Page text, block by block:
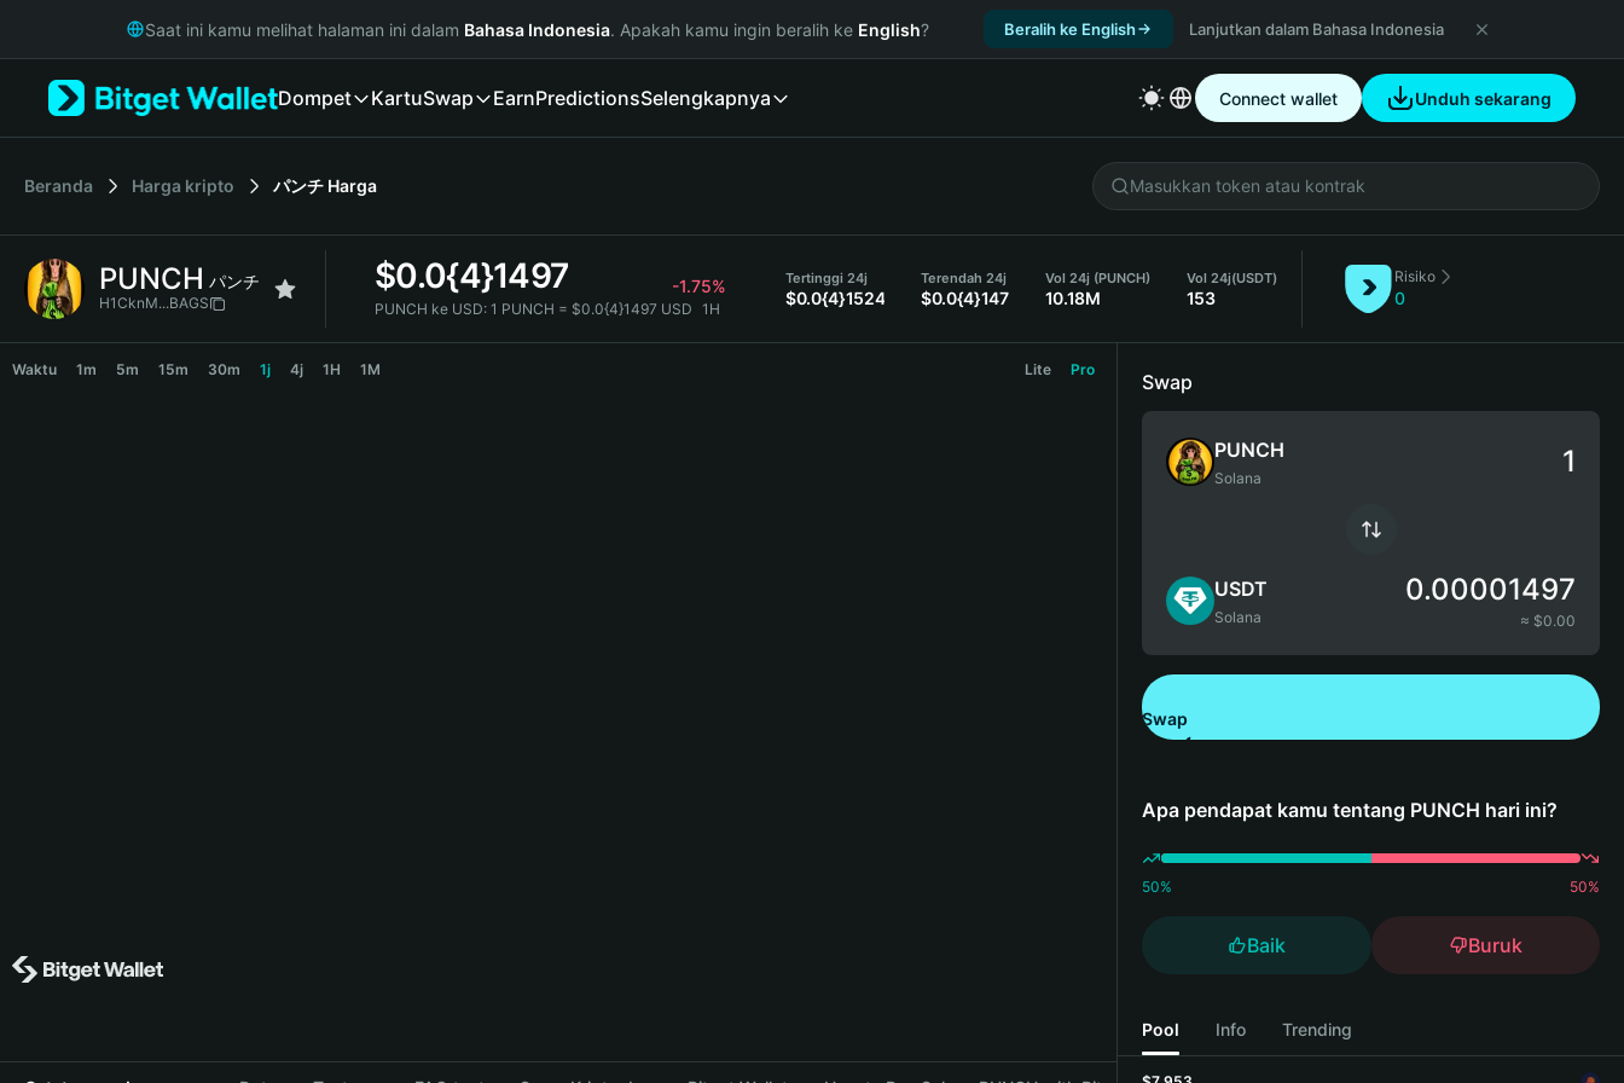
Русский
Italiano
简体中文
繁體中文
Bahasa Indonesia
Saat ini kamu melihat halaman ini dalam Bahasa Indonesia. Apakah kamu ingin beralih ke English? Beralih ke English Lanjutkan dalam Bahasa Indonesia
Dompet KartuSwap EarnPredictionsSelengkapnya Connect wallet Unduh sekarang
Beranda Harga kripto パンチ Harga
PUNCH パンチ
H1CknM...BAGS
$0.0{4}1497 -1.75%
PUNCH ke USD: 1 PUNCH = $0.0{4}1497 USD 1H
Tertinggi 24j
$0.0{4}1524
Terendah 24j
$0.0{4}147
Vol 24j (PUNCH)
10.18M
Vol 24j(USDT)
153
Risiko
0
Waktu 1m 5m 15m 30m 1j 4j 1H 1M Lite Pro
Swap
PUNCH
Solana
USDT
Solana
0.00001497
≈ $0.00
Swap
Apa pendapat kamu tentang PUNCH hari ini?
50% 50%
Baik Buruk
Pool Info Trending